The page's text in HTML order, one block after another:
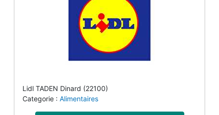
Lidl TADEN Dinard (22100)
Categorie : Alimentaires